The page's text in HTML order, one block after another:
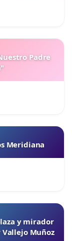
Padre
Meridiana
y mirador
Muñoz